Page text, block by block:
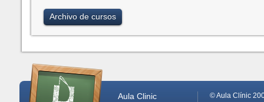
Archivo de cursos
Aula Clinic
© Aula Clínic